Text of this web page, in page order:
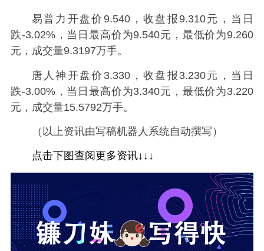
易普力开盘价9.540，收盘报9.310元，当日
跌-3.02%，当日最高价为9.540元，最低价为9.260
元，成交量9.3197万手。
唐人神开盘价3.330，收盘报3.230元，当日
跌-3.00%，当日最高价为3.340元，最低价为3.220
元，成交量15.5792万手。
（以上资讯由写稿机器人系统自动撰写）
点击下图查阅更多资讯↓↓↓